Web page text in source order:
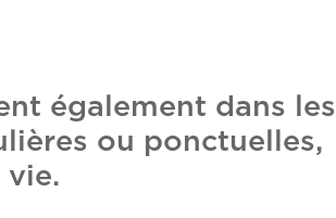
également dans les
ou ponctuelles,
vie.